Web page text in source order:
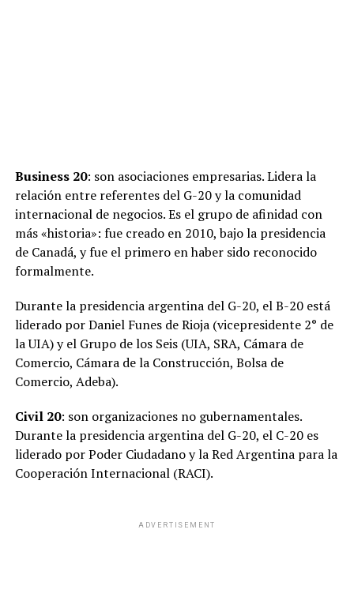
Business 20: son asociaciones empresarias. Lidera la
relación entre referentes del G-20 y la comunidad
internacional de negocios. Es el grupo de afinidad con
más «historia»: fue creado en 2010, bajo la presidencia
de Canadá, y fue el primero en haber sido reconocido
formalmente.
Durante la presidencia argentina del G-20, el B-20 está
liderado por Daniel Funes de Rioja (vicepresidente 2° de
la UIA) y el Grupo de los Seis (UIA, SRA, Cámara de
Comercio, Cámara de la Construcción, Bolsa de
Comercio, Adeba).
Civil 20: son organizaciones no gubernamentales.
Durante la presidencia argentina del G-20, el C-20 es
liderado por Poder Ciudadano y la Red Argentina para la
Cooperación Internacional (RACI).
ADVERTISEMENT